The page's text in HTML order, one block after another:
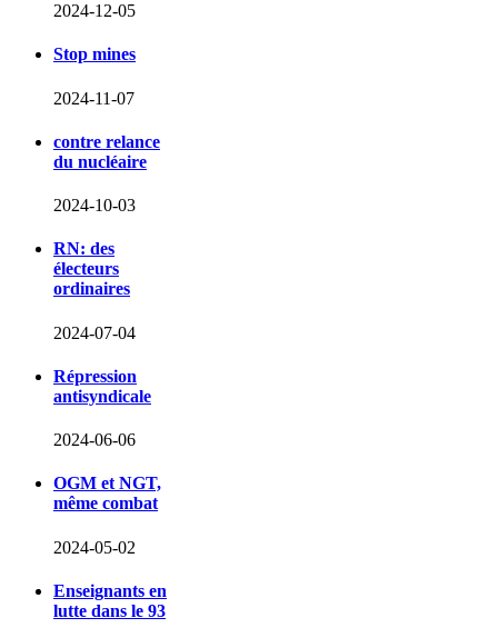
2024-12-05
Stop mines
2024-11-07
contre relance
du nucléaire
2024-10-03
RN: des
électeurs
ordinaires
2024-07-04
Répression
antisyndicale
2024-06-06
OGM et NGT,
même combat
2024-05-02
Enseignants en
lutte dans le 93